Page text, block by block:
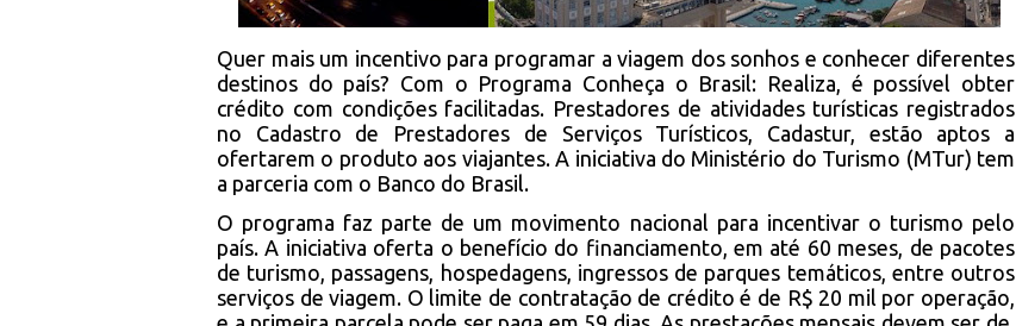
Quer mais um incentivo para programar a viagem dos sonhos e conhecer diferentes
destinos do país? Com o Programa Conheça o Brasil: Realiza, é possível obter
crédito com condições facilitadas. Prestadores de atividades turísticas registrados
no Cadastro de Prestadores de Serviços Turísticos, Cadastur, estão aptos a
ofertarem o produto aos viajantes. A iniciativa do Ministério do Turismo (MTur) tem
a parceria com o Banco do Brasil.
O programa faz parte de um movimento nacional para incentivar o turismo pelo
país. A iniciativa oferta o benefício do financiamento, em até 60 meses, de pacotes
de turismo, passagens, hospedagens, ingressos de parques temáticos, entre outros
serviços de viagem. O limite de contratação de crédito é de R$ 20 mil por operação,